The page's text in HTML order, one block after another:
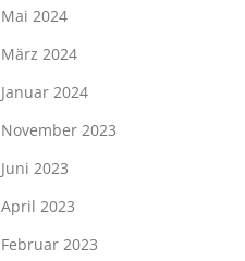
Mai 2024
März 2024
Januar 2024
November 2023
Juni 2023
April 2023
Februar 2023